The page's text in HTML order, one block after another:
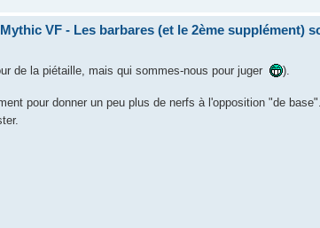
VF - Les barbares (et le 2ème supplément)
de la piétaille, mais qui sommes-nous pour juger ).
pour donner un peu plus de nerfs à l'opposition "de base".